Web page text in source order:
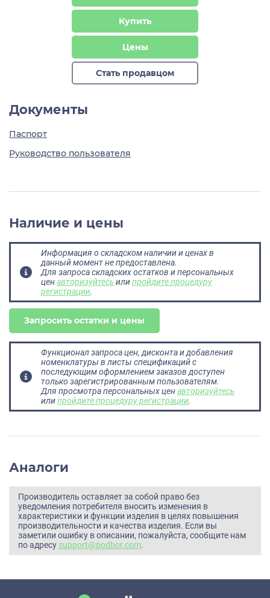
Купить
Цены
Стать продавцом
Документы
Паспорт
Руководство пользователя
Наличие и цены
Информация о складском наличии и ценах в
данный момент не предоставлена.
Для запроса складских остатков и персональных
ценавторизуйтесьилипройдите процедуру
регистрации.
Запросить остатки и цены
Функционал запроса цен, дисконта и добавления
номенклатуры в листы спецификаций с
последующим оформлением заказов доступен
только зарегистрированным пользователям.
Для просмотра персональных ценавторизуйтесь
илипройдите процедуру регистрации.
Аналоги
Производитель оставляет за собой право без
уведомления потребителя вносить изменения в
характеристики и функции изделия в целях повышения
производительности и качества изделия. Если вы
заметили ошибку в описании, пожалуйста, сообщите нам
по адресу support@podbor.com.